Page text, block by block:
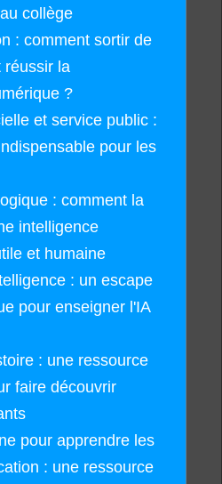
collège
: comment sortir de
réussir la
?
et service public :
pour les
: comment la
intelligence
et humaine
: un escape
pour enseigner l'IA
: une ressource
faire découvrir
pour apprendre les
: une ressource